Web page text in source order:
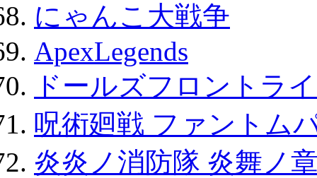
にゃんこ大戦争
ApexLegends
ドールズフロントラ
呪術廻戦 ファントム
炎炎ノ消防隊 炎舞ノ